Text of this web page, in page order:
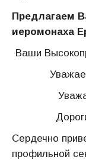
Предлагаем
иеромонаха
Ваши
Сердечно
профильной